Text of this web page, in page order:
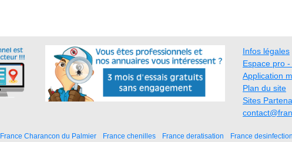
Infos légales
Espace pro
Application
Plan du site
Sites
France Charancon du Palmier France chenilles France deratisation France desinfection